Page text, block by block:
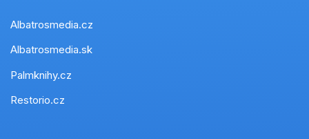
Albatrosmedia.cz
Albatrosmedia.sk
Palmknihy.cz
Restorio.cz